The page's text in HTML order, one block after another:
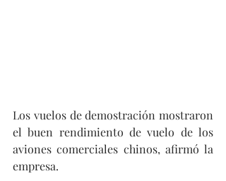
Los vuelos de demostración mostraron
el buen rendimiento de vuelo de los
aviones comerciales chinos, afirmó la
empresa.